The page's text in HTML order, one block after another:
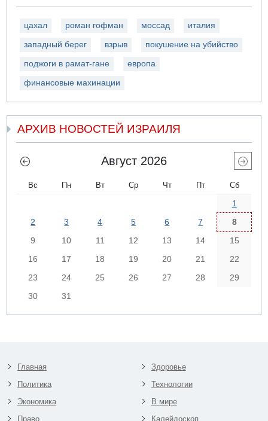
цахал роман гофман моссад италия
западный берег взрыв покушение на убийство
поджоги в рамат-гане европа
финансовые махинации
АРХИВ НОВОСТЕЙ ИЗРАИЛЯ
Август 2026
Вс Пн Вт Ср Чт Пт Сб
1
2
3 4 5 6 7
8
9
10 11 12 13 14
15
16
17 18 19 20 21
22
23
24 25 26 27 28
29
30
31
Главная
Политика
Экономика
Право
Здоровье
Технологии
В мире
Калейдоскоп